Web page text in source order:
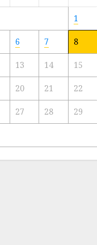
1
6 7 8
13 14 15
20 21 22
27 28 29